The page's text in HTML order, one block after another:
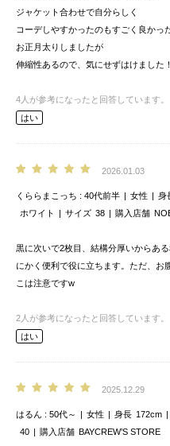
ジャケット合わせで自分らしく
コーデしやすかったのもすごく良かっ
お正月太りしましたが
伸縮性あるので、気にせずはけました！
4 人が参考になったと回答しています。
はい
2026.01.03
くららまこっち 40代前半 女性 身
ホワイト
サイズ 38 購入店舗
黒に次いで2枚目、結構分厚いからあ
にかく便利で役に立ちます。ただ、お
こは注意ですw
2 人が参考になったと回答しています。
はい
2025.12.29
はるん 50代～ 女性 身長 172cm
40
購入店舗 BAYCREW’S STORE